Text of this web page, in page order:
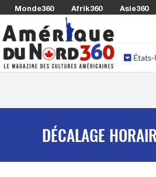
Monde360 Afrik360 Asie360
DÉCALAGE